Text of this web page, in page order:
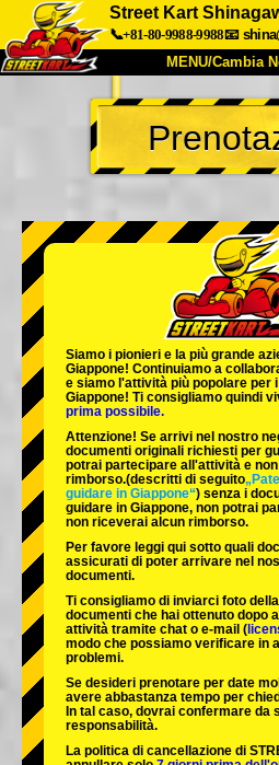
Street Kart
📞+81-80-9988-9988📧
MENU/Cambia
INIZIO
Chi Siamo
Azienda
Cambia
Tokyo Shinagawa
Tokyo Akihabara#2
Tokyo Shibuya Annex
Tokyo Asakusa
Okinawa
Siamo i pionieri e la più grande
Giappone! Continuiamo a
e siamo l'attività più popolare per
Giappone! Ti consigliamo quindi
prima possibile.
Attenzione! Se arrivi nel nostro
documenti originali richiesti per
potrai partecipare all'attività e
rimborso.(descritti di seguito
guidare in Giappone“) senza i
guidare in Giappone, non potrai
non riceverai alcun rimborso.
Per favore leggi qui sotto quali
assicurati di poter arrivare nel
documenti.
Ti consigliamo di inviarci foto
documenti che hai ottenuto dopo
attività tramite chat o e-mail (
modo che possiamo verificare in
problemi.
Se desideri prenotare per date
avere abbastanza tempo per
In tal caso, dovrai confermare da
responsabilità.
La politica di cancellazione di